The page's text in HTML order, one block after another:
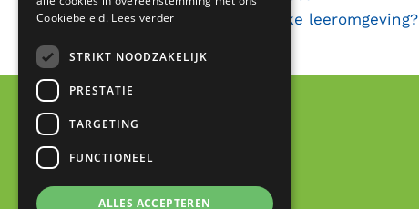
•Waarom een rijke leeromgeving?
Cookiebeleid. Lees verder
STRIKT NOODZAKELIJK
PRESTATIE
TARGETING
FUNCTIONEEL
ALLES ACCEPTEREN